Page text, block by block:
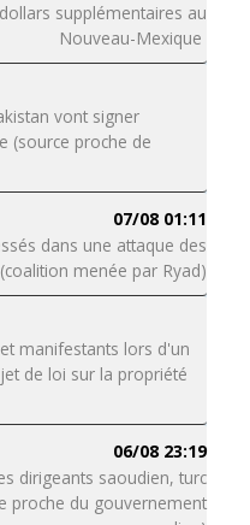
supplémentaires au
Nouveau-Mexique
vont signer
(source proche de
07/08 01:11
dans une attaque des
menée par Ryad)
manifestants lors d'un
de loi sur la propriété
06/08 23:19
dirigeants saoudien, turc
proche du gouvernement